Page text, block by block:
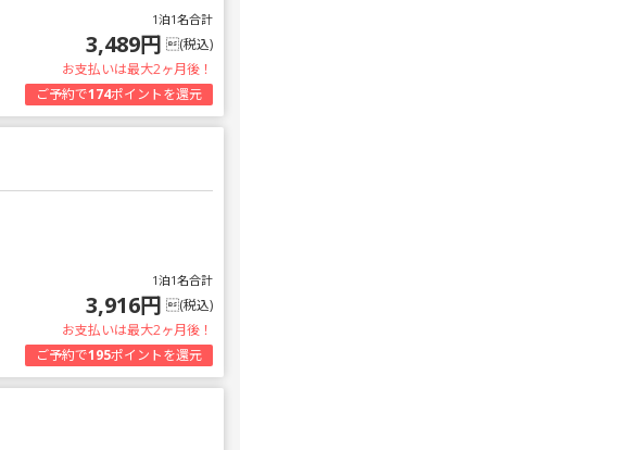
1泊1名合計
3,489円 (税込)
お支払いは最大2ヶ月後！
ご予約で174ポイントを還元
1泊1名合計
3,916円 (税込)
お支払いは最大2ヶ月後！
ご予約で195ポイントを還元